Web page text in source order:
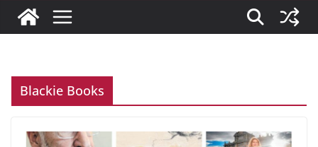
Blackie Books